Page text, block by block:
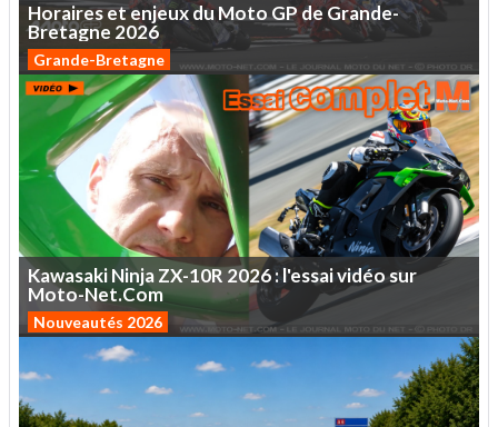
HorairesetenjeuxduMotoGPdeGrande-
Bretagne 2026
Grande-Bretagne
KawasakiNinjaZX-10R 2026:l'essaividéosur
Moto-Net.Com
Nouveautés 2026